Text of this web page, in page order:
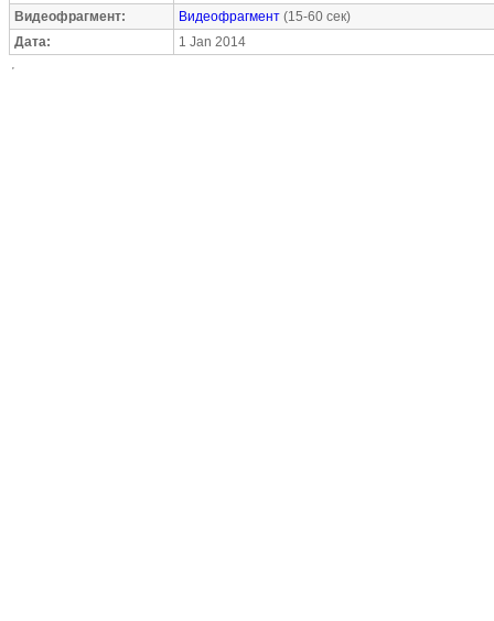
Видеофрагмент:
Видеофрагмент (15-60 сек)
Дата:
1 Jan 2014